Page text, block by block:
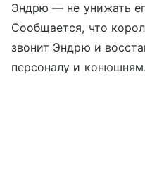
Эндрю — не унижать
Сообщается, что
звонит Эндрю и
персоналу и конюшням.